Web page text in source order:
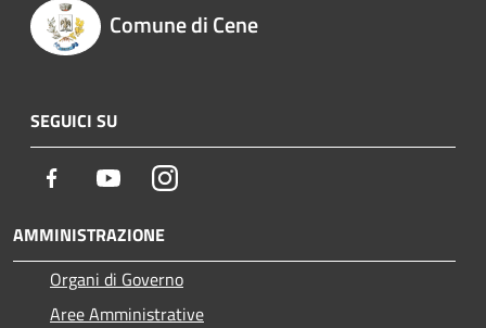
Comune di Cene
SEGUICI SU
Facebook YoutubeInstagram
AMMINISTRAZIONE
Organi di Governo
Aree Amministrative